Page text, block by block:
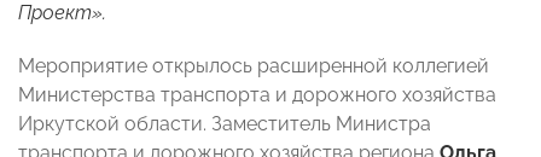
Проект».
Мероприятие открылось расширенной коллегией
Министерства транспорта и дорожного хозяйства
Иркутской области. Заместитель Министра